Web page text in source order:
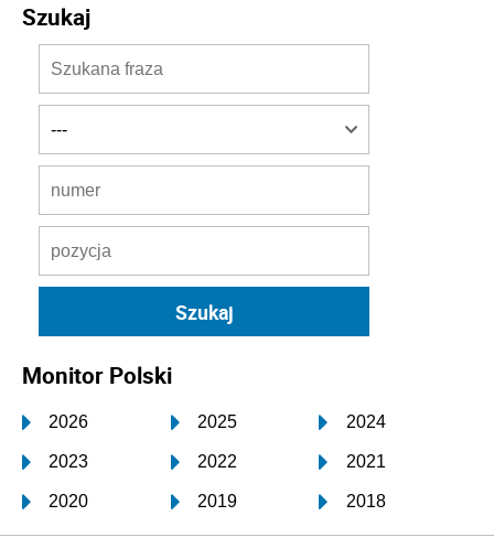
Szukaj
Monitor Polski
2026 2025 2024
2023 2022 2021
2020 2019 2018
2017 2016 2015